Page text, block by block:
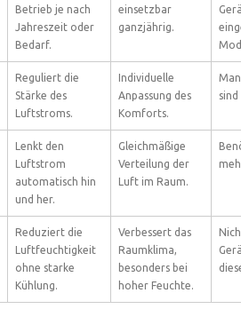
Betrieb je nach
Jahreszeit oder
Bedarf.
einsetzbar
ganzjährig.
Reguliert die
Stärke des
Luftstroms.
Individuelle
Anpassung des
Komforts.
Lenkt den
Luftstrom
automatisch hin
und her.
Gleichmäßige
Verteilung der
Luft im Raum.
Reduziert die
Luftfeuchtigkeit
ohne starke
Kühlung.
Verbessert das
Raumklima,
besonders bei
hoher Feuchte.